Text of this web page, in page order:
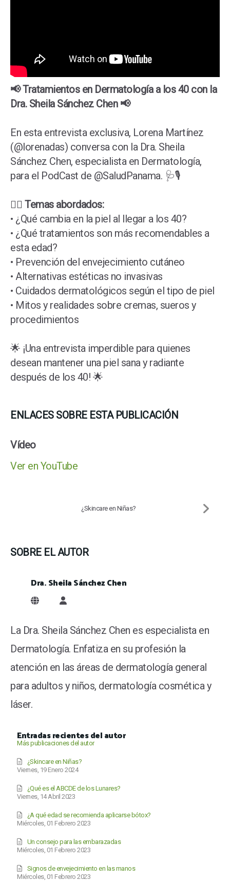
📢 Tratamientos en Dermatología a los 40 con la
Dra. Sheila Sánchez Chen 📢
En esta entrevista exclusiva, Lorena Martínez
(@lorenadas) conversa con la Dra. Sheila
Sánchez Chen, especialista en Dermatología,
para el PodCast de @SaludPanama. 🩺🎙️
👩‍⚕️ Temas abordados:
• ¿Qué cambia en la piel al llegar a los 40?
• ¿Qué tratamientos son más recomendables a
esta edad?
• Prevención del envejecimiento cutáneo
• Alternativas estéticas no invasivas
• Cuidados dermatológicos según el tipo de piel
• Mitos y realidades sobre cremas, sueros y
procedimientos
🌟 ¡Una entrevista imperdible para quienes
desean mantener una piel sana y radiante
después de los 40! 🌟
ENLACES SOBRE ESTA PUBLICACIÓN
Vídeo
Ver en YouTube
¿Skincare en Niñas?
SOBRE EL AUTOR
Dra. Sheila Sánchez Chen
Dra. Sheila Sánchez Chen
La Dra. Sheila Sánchez Chen es especialista en
Dermatología. Enfatiza en su profesión la
atención en las áreas de dermatología general
para adultos y niños, dermatología cosmética y
láser.
Entradas recientes del autor
Más publicaciones del autor
Viernes, 19 Enero 2024
¿Skincare en Niñas?
Viernes, 14 Abril 2023
¿Qué es el ABCDE de los Lunares?
Miércoles, 01 Febrero 2023
¿A qué edad se recomienda aplicarse bótox?
Miércoles, 01 Febrero 2023
Un consejo para las embarazadas
Miércoles, 01 Febrero 2023
Signos de envejecimiento en las manos